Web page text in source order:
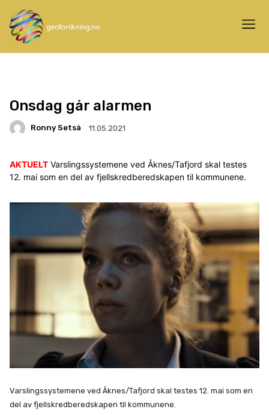
Onsdag går alarmen
Ronny Setså 11.05.2021
AKTUELT Varslingssystemene ved Åknes/Tafjord skal testes
12. mai som en del av fjellskredberedskapen til kommunene.
Varslingssystemene ved Åknes/Tafjord skal testes 12. mai som en
del av fjellskredberedskapen til kommunene.